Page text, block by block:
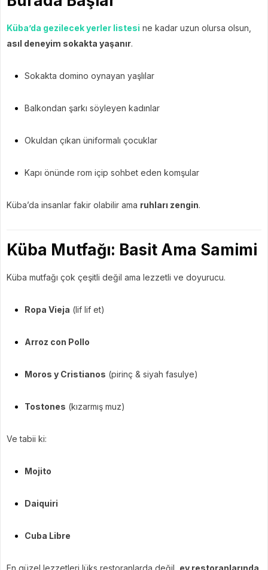
Küba’da gezilecek yerler listesi ne kadar uzun olursa olsun,
asıl deneyim sokakta yaşanır.
Sokakta domino oynayan yaşlılar
Balkondan şarkı söyleyen kadınlar
Okuldan çıkan üniformalı çocuklar
Kapı önünde rom içip sohbet eden komşular
Küba’da insanlar fakir olabilir ama ruhları zengin.
Küba Mutfağı: Basit Ama Samimi
Küba mutfağı çok çeşitli değil ama lezzetli ve doyurucu.
Ropa Vieja (lif lif et)
Arroz con Pollo
Moros y Cristianos (pirinç & siyah fasulye)
Tostones (kızarmış muz)
Ve tabii ki:
Mojito
Daiquiri
Cuba Libre
En güzel lezzetleri lüks restoranlarda değil, ev restoranlarında